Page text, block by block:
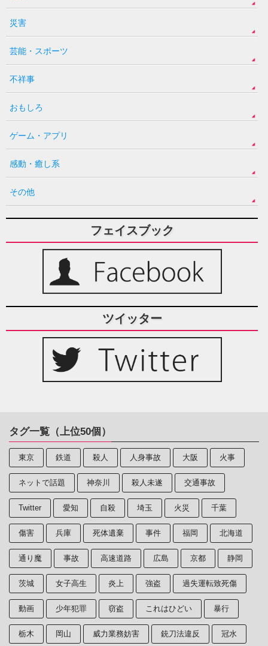
災害
芸能・スポーツ
不祥事
おもしろ
ゲーム・アプリ
感動・癒し系
その他
フェイスブック
ツイッター
タグ一覧（上位50個）
東京 鉄道 殺人 人身事故 大阪 火事
ネットで話題 神奈川 殺人未遂 交通事故
Twitter 愛知 自殺 埼玉 火災 千葉
傷害 兵庫 死体遺棄 事件 福岡 北海道
通り魔 事故 高速道路 広島 京都 静岡
茨城 女子高生 炎上 強盗 過失運転致死傷
動画 少年犯罪 窃盗 これはひどい 暴行
栃木 岡山 威力業務妨害 銃刀法違反 冠水